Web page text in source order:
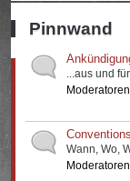
Pinnwand
...aus und
Wann, Wo,